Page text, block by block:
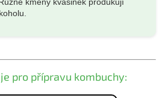
pro přípravu kombuchy: